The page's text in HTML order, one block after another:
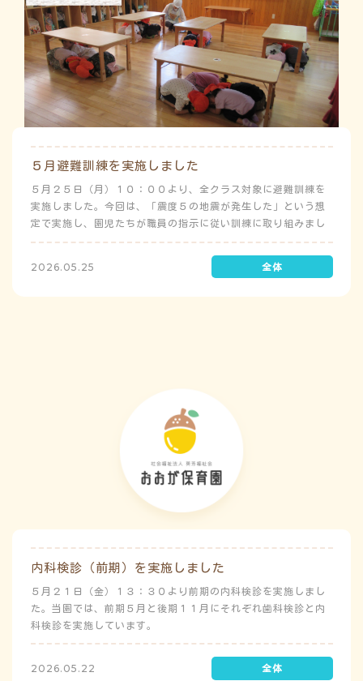
５月避難訓練を実施しました
５月２５日（月）１０：００より、全クラス対象に避難訓練を
実施しました。今回は、「震度５の地震が発生した」という想
定で実施し、園児たちが職員の指示に従い訓練に取り組みまし
た。前庭（駐車場）に全体集合をして人数確認をした後、各ク
ラスに戻り、主担任が防災関係の講話をしました。 ※当園は、
地震発生時は敷地内に避難することを想定（敷地面積が広いた
2026.05.25
内科検診（前期）を実施しました
５月２１日（金）１３：３０より前期の内科検診を実施しまし
た。当園では、前期５月と後期１１月にそれぞれ歯科検診と内
科検診を実施しています。
2026.05.22